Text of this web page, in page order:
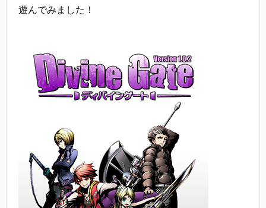
遊んでみました！